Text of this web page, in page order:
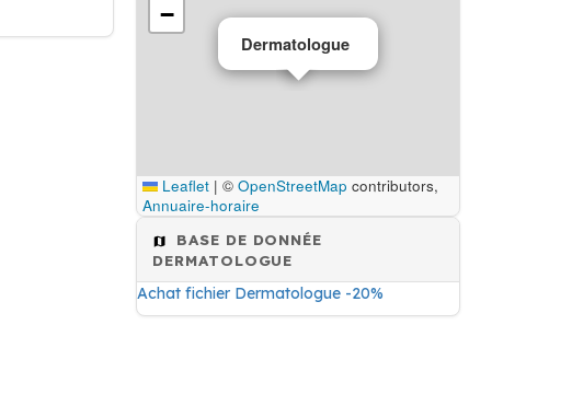
Dermatologue
−
Leaflet | © OpenStreetMap contributors,
Annuaire-horaire
BASE DE DONNÉE
DERMATOLOGUE
Achat fichier Dermatologue -20%